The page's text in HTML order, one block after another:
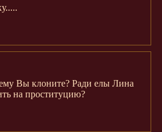
Вы клоните? Ради елы Лина
на проституцию?